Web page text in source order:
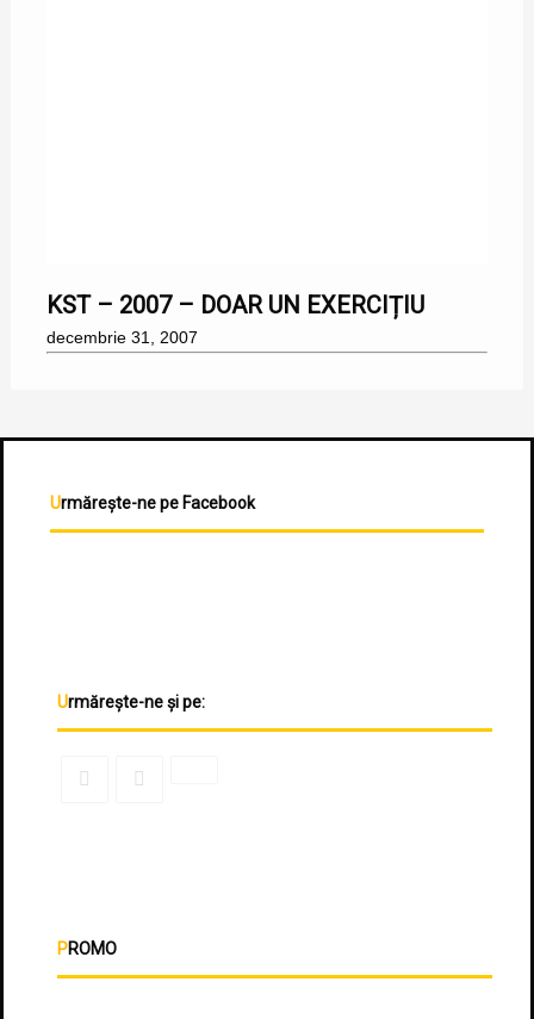
KST – 2007 – DOAR UN EXERCIȚIU
decembrie 31, 2007
Urmărește-ne pe Facebook
Urmărește-ne și pe:
PROMO